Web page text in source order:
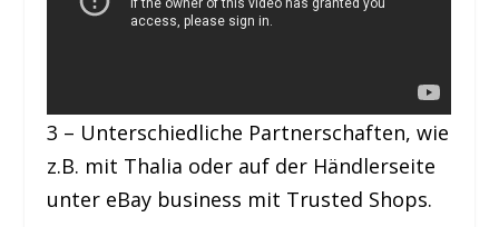
3 – Unterschiedliche Partnerschaften, wie
z.B. mit Thalia oder auf der Händlerseite
unter eBay business mit Trusted Shops.